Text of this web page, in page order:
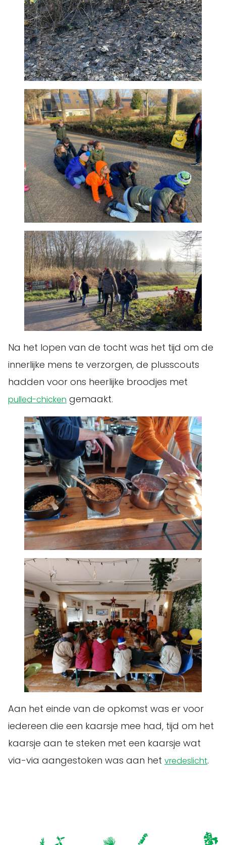
Na het lopen van de tocht was het tijd om de
innerlijke mens te verzorgen, de plusscouts
hadden voor ons heerlijke broodjes met
pulled-chicken gemaakt.
Aan het einde van de opkomst was er voor
iedereen die een kaarsje mee had, tijd om het
kaarsje aan te steken met een kaarsje wat
via-via aangestoken was aan het vredeslicht.